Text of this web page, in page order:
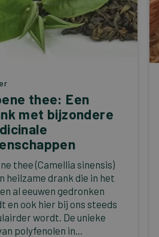
thee: Een
met bijzondere
thee (Camellia sinensis)
heilzame drank die in het
al eeuwen gedronken
en ook hier bij ons steeds
wordt. De unieke
polyfenolen in...